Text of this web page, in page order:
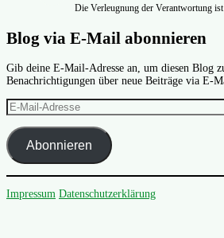
Die Verleugnung der Verantwortung ist
Blog via E-Mail abonnieren
Gib deine E-Mail-Adresse an, um diesen Blog
Benachrichtigungen über neue Beiträge via E-
E-
Mail-
Adresse
Abonnieren
Impressum Datenschutzerklärung